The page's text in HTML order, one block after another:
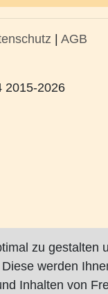
AGB
2015-2026
zu
werden
Inhalten von